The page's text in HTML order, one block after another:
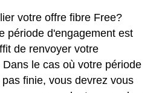
votre offre fibre Free?
période d'engagement est
de renvoyer votre
le cas où votre période
finie, vous devrez vous